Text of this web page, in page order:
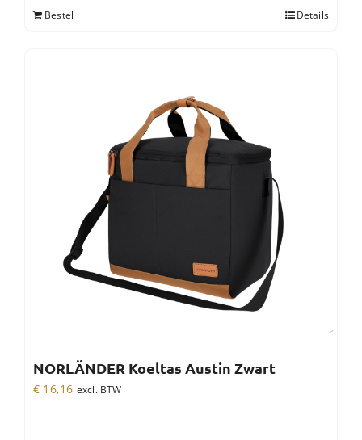
Bestel Details
NORLÄNDER Koeltas Austin Zwart
€ 16,16 excl. BTW